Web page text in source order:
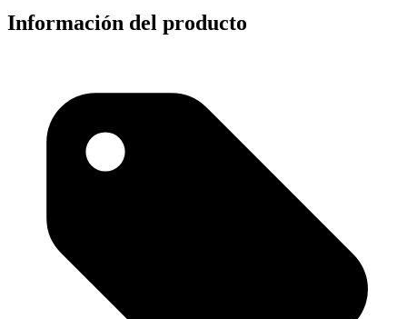
Información del producto